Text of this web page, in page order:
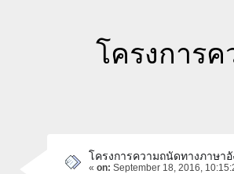
โครงการ
โครงการความถนัดทางภาษา
« on: September 18, 2016,